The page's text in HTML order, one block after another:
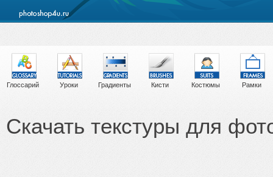
Глоссарий Уроки Градиенты Кисти Костюмы Рамки
Скачать текстуры для